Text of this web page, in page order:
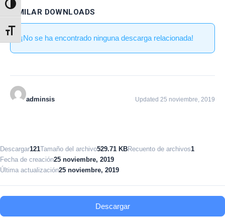
Alternar alto contraste
Alternar tamaño de letra
SIMILAR DOWNLOADS
¡No se ha encontrado ninguna descarga relacionada!
adminsis Updated 25 noviembre, 2019
Descargar121Tamaño del archivo529.71 KBRecuento de archivos1
Fecha de creación25 noviembre, 2019
Última actualización25 noviembre, 2019
Descargar